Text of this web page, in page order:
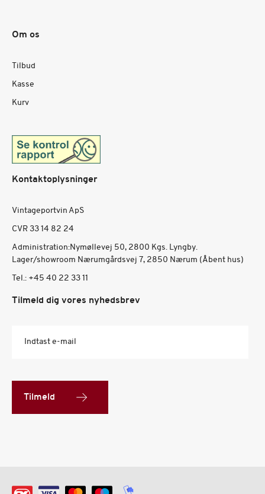
Om os
Tilbud
Kasse
Kurv
Kontaktoplysninger
Vintageportvin ApS
CVR 33 14 82 24
Administration:Nymøllevej 50, 2800 Kgs. Lyngby.
Lager/showroom Nærumgårdsvej 7, 2850 Nærum (Åbent hus)
Tel.: +45 40 22 33 11
Tilmeld dig vores nyhedsbrev
Indtast e-mail
Tilmeld